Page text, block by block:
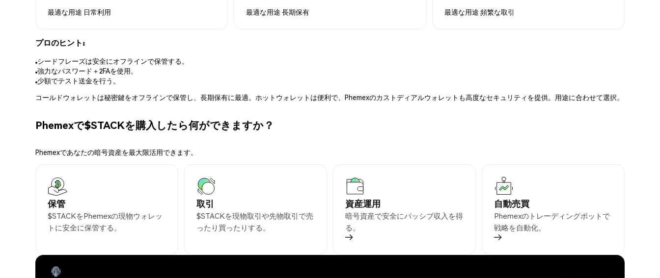
最適な用途 日常利用 最適な用途 長期保有
最適な用途 頻繁な取引
プロのヒント:
シードフレーズは安全にオフラインで保管する。
強力なパスワード＋2FAを使用。
少額でテスト送金を行う。
コールドウォレットは秘密鍵をオフラインで保管し、長期保有に最適。ホットウォレットは便利で、Phemexのカストディアルウォレットも高度なセキュリティを提供。用途に合わせて選択。
Phemexで$STACKを購入したら何ができますか？
Phemexであなたの暗号資産を最大限活用できます。
保管
$STACKをPhemexの現物ウォレッ
トに安全に保管する。
取引
$STACKを現物取引や先物取引で売
ったり買ったりする。
資産運用
暗号資産で安全にパッシブ収入を得
る。
自動売買
Phemexのトレーディングボットで
戦略を自動化。